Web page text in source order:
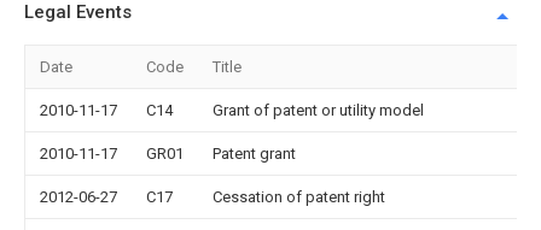
Legal Events
Date Code Title
2010-11-17 C14 Grant of patent or utility model
2010-11-17 GR01 Patent grant
2012-06-27 C17 Cessation of patent right